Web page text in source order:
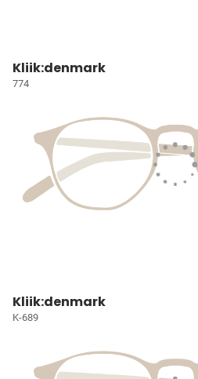
Kliik:denmark
774
Kliik:denmark
K-689